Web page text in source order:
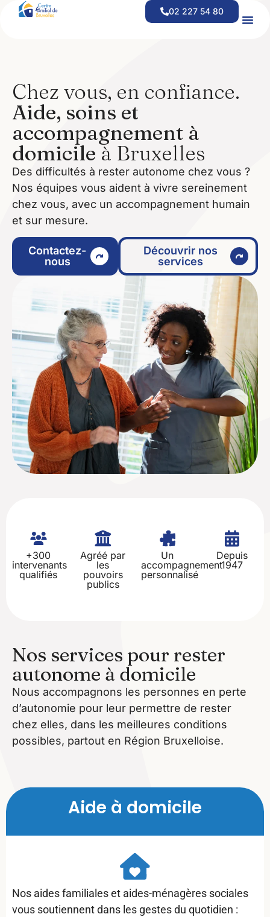
principal
02 227 54 80
Chez vous, en confiance.
Aide, soins et
accompagnement à
domicileà Bruxelles
Des difficultés à rester autonome chez vous ?
Nos équipes vous aident à vivre sereinement
chez vous, avec un accompagnement humain
et sur mesure.
Contactez-
nous
Découvrir nos
services
+300
intervenants
qualifiés
Agréé par
les
pouvoirs
publics
Un
accompagnement
personnalisé
Depuis
1947
Nos services pour rester
autonome à domicile
Nous accompagnons les personnes en perte
d’autonomie pour leur permettre de rester
chez elles, dans les meilleures conditions
possibles, partout en Région Bruxelloise.
Aide à domicile
Nos aides familiales et aides-ménagères sociales
vous soutiennent dans les gestes du quotidien :